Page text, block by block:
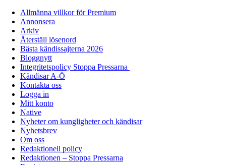
Allmänna villkor för Premium
Annonsera
Arkiv
Återställ lösenord
Bästa kändissajterna 2026
Bloggnytt
Integritetspolicy Stoppa Pressarna
Kändisar A-Ö
Kontakta oss
Logga in
Mitt konto
Native
Nyheter om kungligheter och kändisar
Nyhetsbrev
Om oss
Redaktionell policy
Redaktionen – Stoppa Pressarna